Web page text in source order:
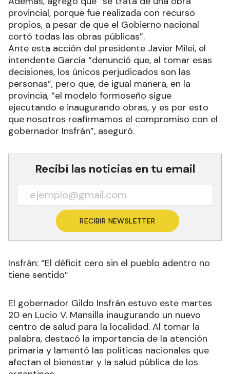
provincial, porque fue realizada con recurso
propios, a pesar de que el Gobierno nacional
cortó todas las obras públicas”.
Ante esta acción del presidente Javier Milei, el
intendente García “denunció que, al tomar esas
decisiones, los únicos perjudicados son las
personas”, pero que, de igual manera, en la
provincia, “el modelo formoseño sigue
ejecutando e inaugurando obras, y es por esto
que nosotros reafirmamos el compromiso con el
gobernador Insfrán”, aseguró.
Recibí las noticias en tu email
RECIBIR NEWSLETTER
Insfrán: “El déficit cero sin el pueblo adentro no
tiene sentido”
El gobernador Gildo Insfrán estuvo este martes
20 en Lucio V. Mansilla inaugurando un nuevo
centro de salud para la localidad. Al tomar la
palabra, destacó la importancia de la atención
primaria y lamentó las políticas nacionales que
afectan el bienestar y la salud pública de los